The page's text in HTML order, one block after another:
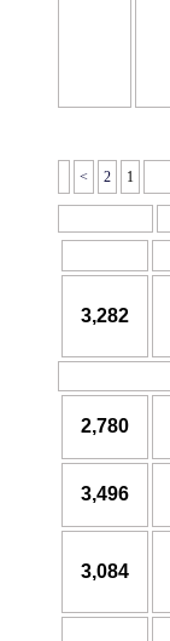
1
2
>
3,282
2,780
3,496
3,084